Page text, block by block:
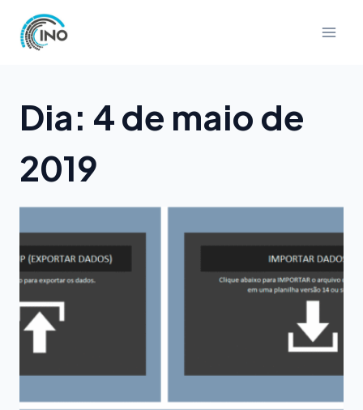
para
Dia: 4 de maio de
2019